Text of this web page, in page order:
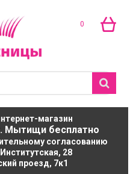
0
магазин
бесплатно
согласованию
28
проезд, 7к1